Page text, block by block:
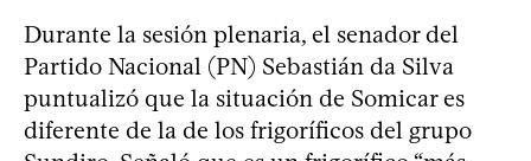
Durante la sesión plenaria, el senador del
Partido Nacional (PN) Sebastián da Silva
puntualizó que la situación de Somicar es
diferente de la de los frigoríficos del grupo